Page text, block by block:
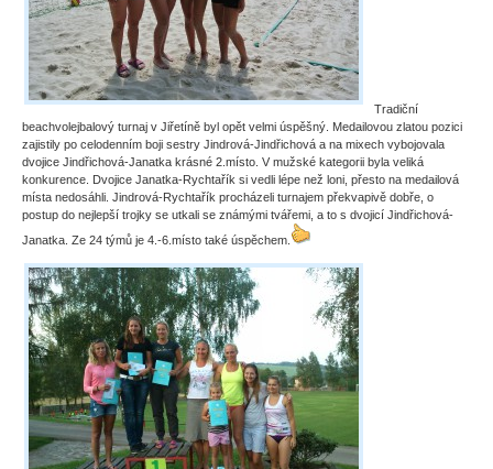
Tradiční
beachvolejbalový turnaj v Jiřetíně byl opět velmi úspěšný. Medailovou zlatou pozici
zajistily po celodenním boji sestry Jindrová-Jindřichová a na mixech vybojovala
dvojice Jindřichová-Janatka krásné 2.místo. V mužské kategorii byla veliká
konkurence. Dvojice Janatka-Rychtařík si vedli lépe než loni, přesto na medailová
místa nedosáhli. Jindrová-Rychtařík procházeli turnajem překvapivě dobře, o
postup do nejlepší trojky se utkali se známými tvářemi, a to s dvojicí Jindřichová-
Janatka. Ze 24 týmů je 4.-6.místo také úspěchem.